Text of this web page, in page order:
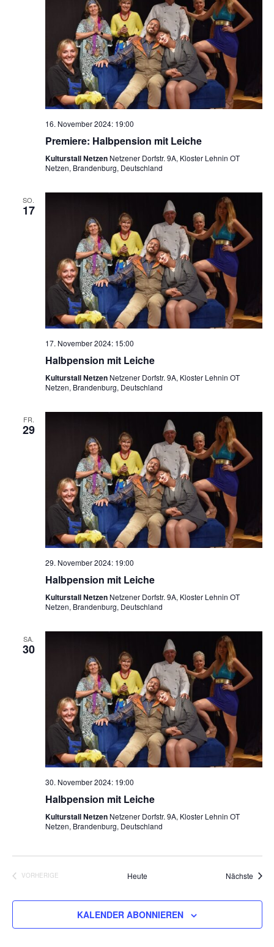
16. November 2024: 19:00
Premiere: Halbpension mit Leiche
Kulturstall Netzen Netzener Dorfstr. 9A, Kloster Lehnin OT
Netzen, Brandenburg, Deutschland
SO.
17
17. November 2024: 15:00
Halbpension mit Leiche
Kulturstall Netzen Netzener Dorfstr. 9A, Kloster Lehnin OT
Netzen, Brandenburg, Deutschland
FR.
29
29. November 2024: 19:00
Halbpension mit Leiche
Kulturstall Netzen Netzener Dorfstr. 9A, Kloster Lehnin OT
Netzen, Brandenburg, Deutschland
SA.
30
30. November 2024: 19:00
Halbpension mit Leiche
Kulturstall Netzen Netzener Dorfstr. 9A, Kloster Lehnin OT
Netzen, Brandenburg, Deutschland
VORHERIGE
Heute Nächste
KALENDER ABONNIEREN